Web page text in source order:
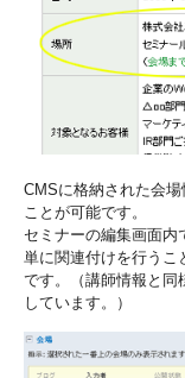
CMSに格納された会
ことが可能です。
セミナーの編集画面内
単に関連付けを行うこ
です。（講師情報と同
しています。）